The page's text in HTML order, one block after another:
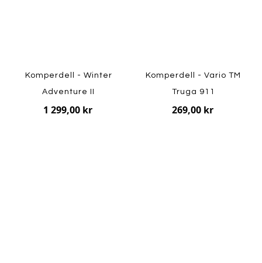
Komperdell - Winter
Adventure II
1 299,00 kr
Komperdell - Vario TM
Truga 911
269,00 kr